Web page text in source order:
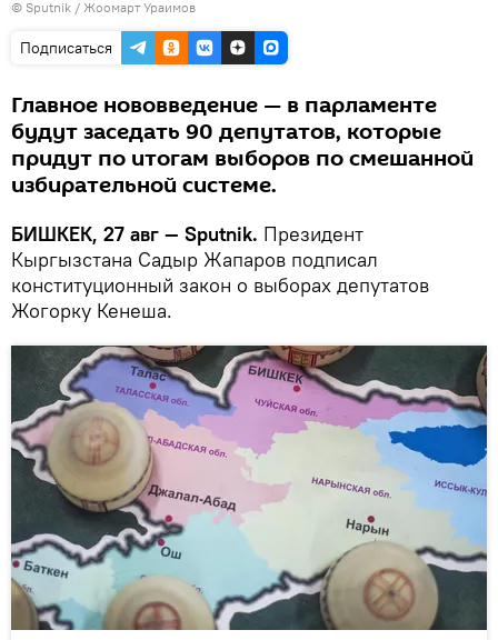
© Sputnik / Жоомарт Ураимов
Подписаться
Главное нововведение — в парламенте
будут заседать 90 депутатов, которые
придут по итогам выборов по смешанной
избирательной системе.
БИШКЕК, 27 авг — Sputnik. Президент
Кыргызстана Садыр Жапаров подписал
конституционный закон о выборах депутатов
Жогорку Кенеша.